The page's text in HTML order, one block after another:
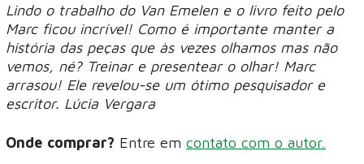
Lindo o trabalho do Van Emelen e o livro feito pelo
Marc ficou incrível! Como é importante manter a
história das peças que às vezes olhamos mas não
vemos, né? Treinar e presentear o olhar! Marc
arrasou! Ele revelou-se um ótimo pesquisador e
escritor. Lúcia Vergara
Onde comprar? Entre em contato com o autor.